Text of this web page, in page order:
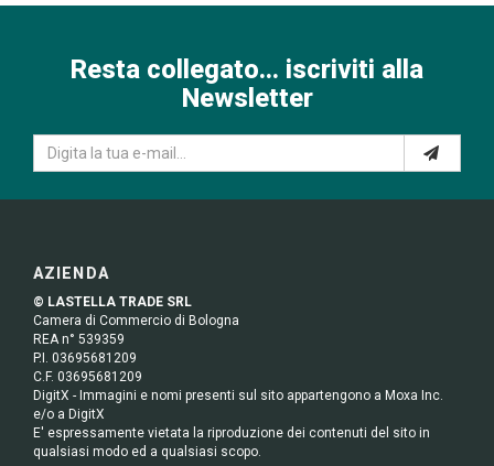
Resta collegato... iscriviti alla
Newsletter
AZIENDA
© LASTELLA TRADE SRL
Camera di Commercio di Bologna
REA n° 539359
P.I. 03695681209
C.F. 03695681209
DigitX - Immagini e nomi presenti sul sito appartengono a Moxa Inc.
e/o a DigitX
E' espressamente vietata la riproduzione dei contenuti del sito in
qualsiasi modo ed a qualsiasi scopo.